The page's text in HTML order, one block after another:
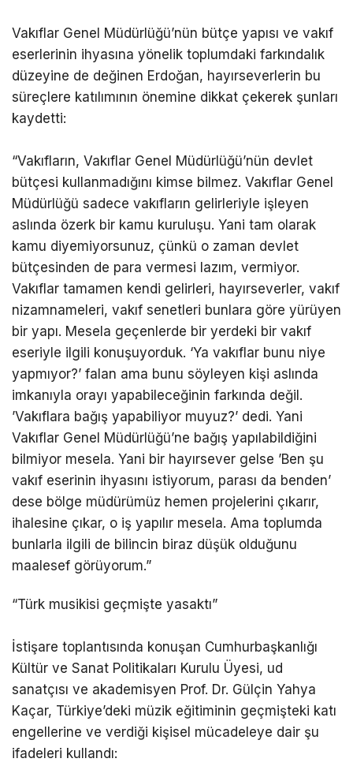
Vakıflar Genel Müdürlüğü’nün bütçe yapısı ve vakıf
eserlerinin ihyasına yönelik toplumdaki farkındalık
düzeyine de değinen Erdoğan, hayırseverlerin bu
süreçlere katılımının önemine dikkat çekerek şunları
kaydetti:
“Vakıfların, Vakıflar Genel Müdürlüğü’nün devlet
bütçesi kullanmadığını kimse bilmez. Vakıflar Genel
Müdürlüğü sadece vakıfların gelirleriyle işleyen
aslında özerk bir kamu kuruluşu. Yani tam olarak
kamu diyemiyorsunuz, çünkü o zaman devlet
bütçesinden de para vermesi lazım, vermiyor.
Vakıflar tamamen kendi gelirleri, hayırseverler, vakıf
nizamnameleri, vakıf senetleri bunlara göre yürüyen
bir yapı. Mesela geçenlerde bir yerdeki bir vakıf
eseriyle ilgili konuşuyorduk. ‘Ya vakıflar bunu niye
yapmıyor?’ falan ama bunu söyleyen kişi aslında
imkanıyla orayı yapabileceğinin farkında değil.
’Vakıflara bağış yapabiliyor muyuz?’ dedi. Yani
Vakıflar Genel Müdürlüğü’ne bağış yapılabildiğini
bilmiyor mesela. Yani bir hayırsever gelse ’Ben şu
vakıf eserinin ihyasını istiyorum, parası da benden’
dese bölge müdürümüz hemen projelerini çıkarır,
ihalesine çıkar, o iş yapılır mesela. Ama toplumda
bunlarla ilgili de bilincin biraz düşük olduğunu
maalesef görüyorum.”
“Türk musikisi geçmişte yasaktı”
İstişare toplantısında konuşan Cumhurbaşkanlığı
Kültür ve Sanat Politikaları Kurulu Üyesi, ud
sanatçısı ve akademisyen Prof. Dr. Gülçin Yahya
Kaçar, Türkiye’deki müzik eğitiminin geçmişteki katı
engellerine ve verdiği kişisel mücadeleye dair şu
ifadeleri kullandı: